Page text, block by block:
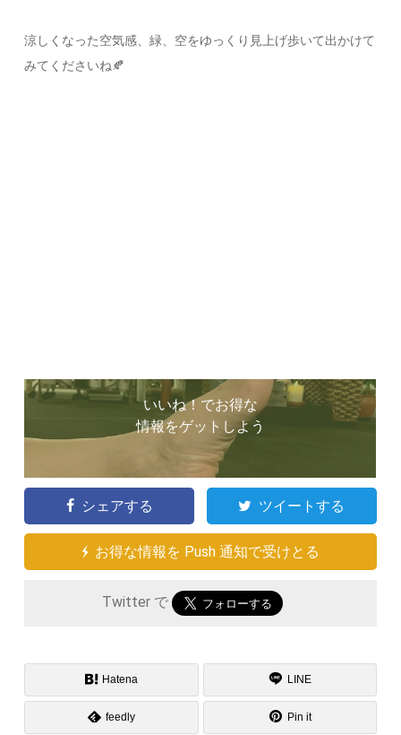
涼しくなった空気感、緑、空をゆっくり見上げ歩いて出かけて
みてくださいね🍂
いいね！でお得な
情報をゲットしよう
シェアする ツイートする
お得な情報を Push 通知で受けとる
Twitter で
Hatena LINE
feedly Pin it